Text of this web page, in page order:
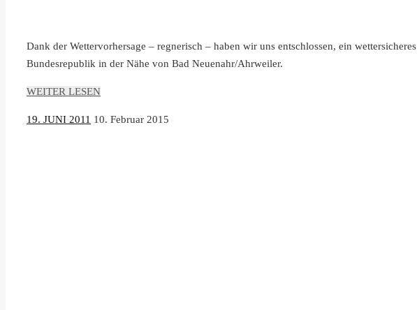
Dank der Wettervorhersage – regnerisch – haben wir uns entschlossen, ein
Bundesrepublik in der Nähe von Bad Neuenahr/Ahrweiler.
WEITER LESEN
19. JUNI 2011 10. Februar 2015